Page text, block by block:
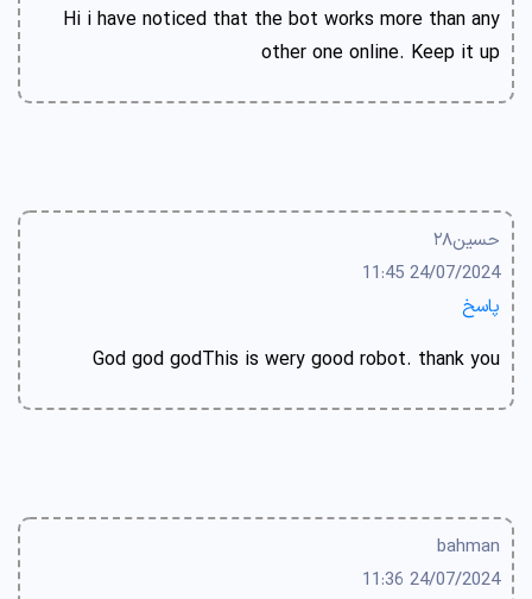
Hi i have noticed that the bot works more than any
other one online. Keep it up
حسین۲۸
24/07/2024 11:45
پاسخ
God god godThis is wery good robot. thank you
bahman
24/07/2024 11:36